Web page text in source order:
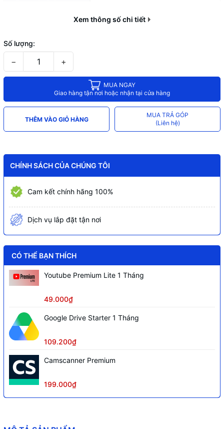
H.265
Tốc độ khung hình
Chống ngược sáng
Chế độ riêng tư
Chế độ ban đêm
Chế độ ánh sáng kép thông minh với 4
chế độ ban đêm
Hồng ngoại và đèn LED trên cả 2 ống
kính, tầm xa 30m
Âm thanh
Theo dõi thông minh Hỗ trợ Smart Tracking
Hỗ trợ IMOU Algo Play phát hiện xe,
Báo động
Kết nối
LAN
Lưu trữ
Chuẩn tương thích
Nguồn điện DC 12V 1A
Điện năng tiêu thụ
Chất liệu vỏ Vỏ plastic
Xem thông số chi tiết
Số lượng:
− +
MUA NGAY
Giao hàng tận nơi hoặc nhận tại cửa hàng
THÊM VÀO GIỎ HÀNG
MUA TRẢ GÓP
(Liên hệ)
CHÍNH SÁCH CỦA CHÚNG TÔI
Cam kết chính hãng 100%
Dịch vụ lắp đặt tận nơi
CÓ THỂ BẠN THÍCH
Youtube Premium Lite 1 Tháng
49.000₫
Google Drive Starter 1 Tháng
109.200₫
Camscanner Premium
199.000₫